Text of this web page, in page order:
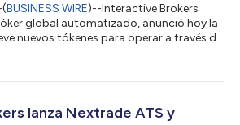
(BUSINESS WIRE)--Interactive Brokers
global automatizado, anunció hoy la
nuevos tókenes para operar a través de
externas mediante criptomonedas
de su cuenta de IBKR mediante la
lanza Nextrade ATS y